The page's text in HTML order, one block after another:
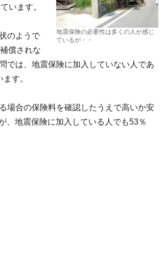
地震保険の必要性は多くの人が感じ
ているが・・
います。
のようで
償されな
では、地震保険に加入していない人であ
す。
場合の保険料を確認したうえで高いか安
、地震保険に加入している人でも53％